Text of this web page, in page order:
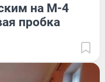
на М-4
пробка